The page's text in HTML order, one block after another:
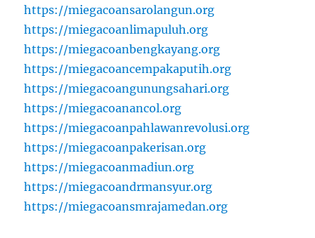
https://miegacoansarolangun.org
https://miegacoanlimapuluh.org
https://miegacoanbengkayang.org
https://miegacoancempakaputih.org
https://miegacoangunungsahari.org
https://miegacoanancol.org
https://miegacoanpahlawanrevolusi.org
https://miegacoanpakerisan.org
https://miegacoanmadiun.org
https://miegacoandrmansyur.org
https://miegacoansmrajamedan.org